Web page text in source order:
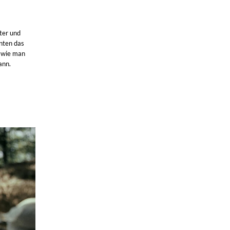
und
das
man